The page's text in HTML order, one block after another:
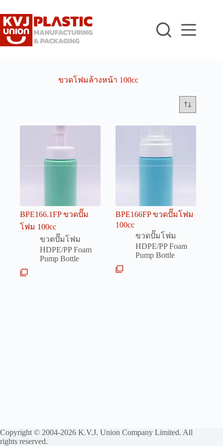
to
content
ขวดโฟมล้างหน้า 100cc
BPE166.1FP ขวดปั๊ม
โฟม 100cc
ขวดปั๊มโฟม
HDPE/PP Foam
Pump Bottle
BPE166FP ขวดปั๊มโฟม
100cc
ขวดปั๊มโฟม
HDPE/PP Foam
Pump Bottle
Copyright © 2004-2026 K.V.J. Union Company Limited. All
rights reserved.